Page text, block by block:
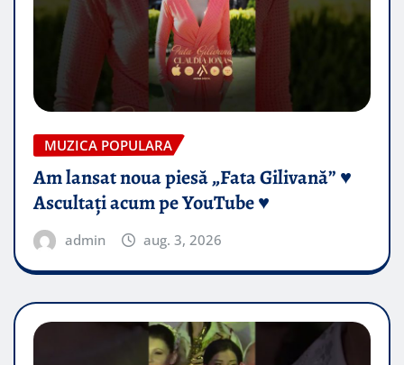
MUZICA POPULARA
Am lansat noua piesă „Fata Gilivană” ♥️
Ascultați acum pe YouTube ♥️
admin aug. 3, 2026